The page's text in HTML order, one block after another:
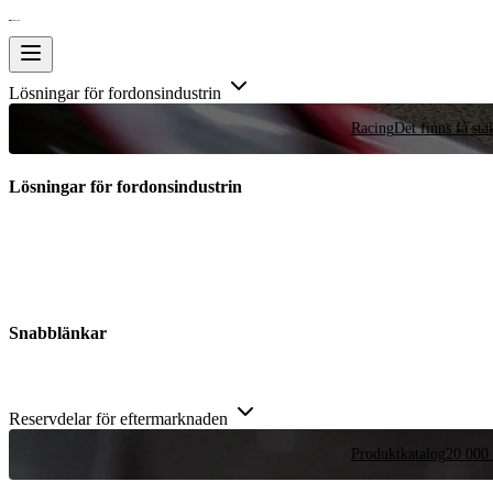
Lösningar för fordonsindustrin
RacingDet finns få
Lösningar för fordonsindustrin
Snabblänkar
Reservdelar för eftermarknaden
Produktkatalog20